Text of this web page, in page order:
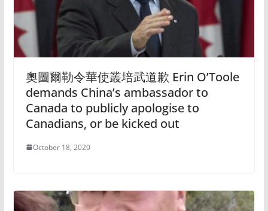
奧圖爾勒令華使叢培武道歉 Erin O’Toole
demands China’s ambassador to
Canada to publicly apologise to
Canadians, or be kicked out
October 18, 2020